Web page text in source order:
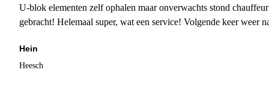
U-blok elementen zelf ophalen maar onverwachts stond
gebracht! Helemaal super, wat een service! Volgende keer weer
Hein
Heesch